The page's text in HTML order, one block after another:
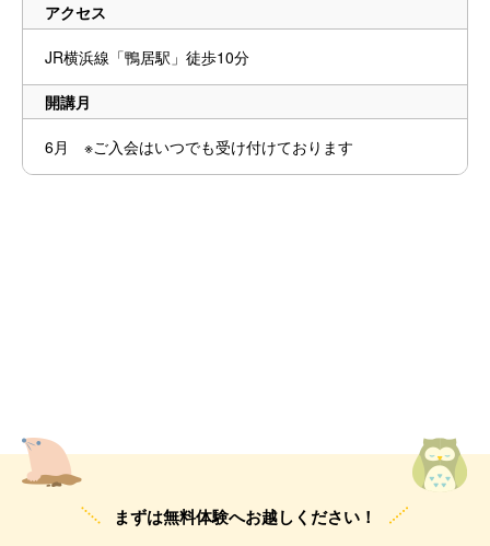
アクセス
JR横浜線「鴨居駅」徒歩10分
開講月
6月 ※ご入会はいつでも受け付けております
まずは無料体験へお越しください！